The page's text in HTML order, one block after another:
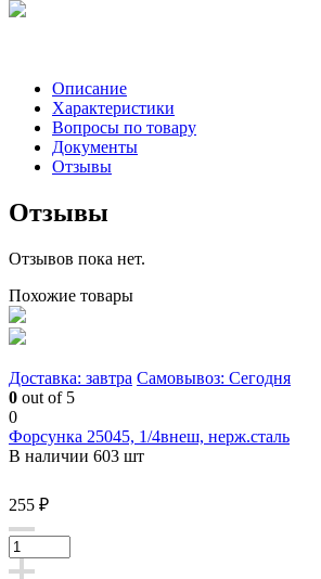
Описание
Характеристики
Вопросы по товару
Документы
Отзывы
Отзывы
Отзывов пока нет.
Похожие товары
Доставка: завтра Самовывоз: Сегодня
0 out of 5
0
Форсунка 25045, 1/4внеш, нерж.сталь
В наличии 603 шт
255 ₽